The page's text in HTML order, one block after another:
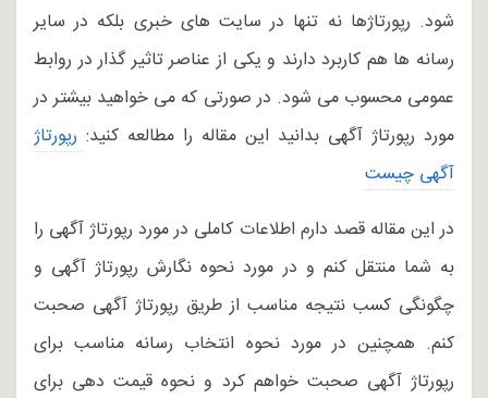
شود. رپورتاژها نه تنها در سایت های خبری بلکه در سایر
رسانه ها هم کاربرد دارند و یکی از عناصر تاثیر گذار در روابط
عمومی محسوب می شود. در صورتی که می خواهید بیشتر در
مورد رپورتاژ آگهی بدانید این مقاله را مطالعه کنید:
آگهی چیست
در این مقاله قصد دارم اطلاعات کاملی در مورد رپورتاژ آگهی را
به شما منتقل کنم و در مورد نحوه نگارش رپورتاژ آگهی و
چگونگی کسب نتیجه مناسب از طریق رپورتاژ آگهی صحبت
کنم. همچنین در مورد نحوه انتخاب رسانه مناسب برای
رپورتاژ آگهی صحبت خواهم کرد و نحوه قیمت دهی برای